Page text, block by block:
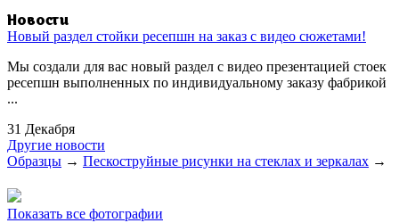
Новости
Новый раздел стойки ресепшн на заказ с видео сюжетами!
Мы создали для вас новый раздел с видео презентацией стоек
ресепшн выполненных по индивидуальному заказу фабрикой
...
31 Декабря
Другие новости
Образцы → Пескоструйные рисунки на стеклах и зеркалах →
Показать все фотографии